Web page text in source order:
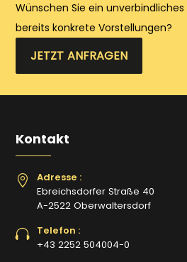
Wünschen Sie ein
bereits konkrete Vorstellungen?
JETZT ANFRAGEN
Kontakt
Adresse :
Ebreichsdorfer Straße 40
A-2522 Oberwaltersdorf
Telefon :
+43 2252 504004-0